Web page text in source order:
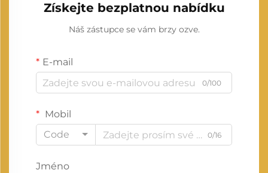
Získejte bezplatnou nabídku
Náš zástupce se vám brzy ozve.
E-mail
0/100
Mobil
Code
0/16
Jméno